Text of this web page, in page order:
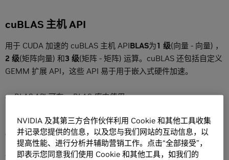
cuBLAS 主机 API
用于 CUDA 加速的 cuBLAS 主机 APIBLAS为1 级(向量 - 向量) ，
2 级(矩阵向量) 和3 级(矩阵 - 矩阵) 运算。cuBLAS 还包括自定义
GEMM 扩展 API，这些 API 易于用于嵌入式硬件加速。
cuBLAS API 可在 cuBLAS 库中使用。
cuBLASLt 主机 API
cuBLASLt 主机 API多阶段 GEMM API这些模型极具表现力，允
NVIDIA 及其第三方合作伙伴利用 Cookie 和其他工具收集
并记录您提供的信息，以及您与我们网站的互动信息，以
提高性能、进行分析并辅助营销工作。点击“全部接受”，
即表示您同意我们使用 Cookie 和其他工具，如我们的